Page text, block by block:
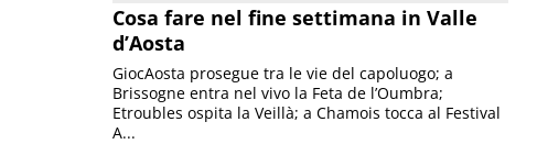
Cosa fare nel fine settimana in Valle
d’Aosta
GiocAosta prosegue tra le vie del capoluogo; a
Brissogne entra nel vivo la Feta de l’Oumbra;
Etroubles ospita la Veillà; a Chamois tocca al Festival
A...